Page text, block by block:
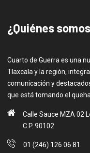
¿Quiénes
Cuarto de Guerra es una
Tlaxcala y la región,
comunicación y
que está tomando el
Calle Sauce MZA 02
C.P. 90102
01 (246) 126 06 81